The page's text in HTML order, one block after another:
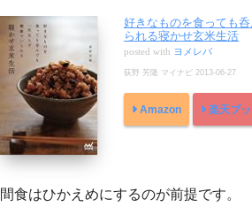
好きなものを食っても
られる寝かせ玄米生活
posted with ヨメレバ
荻野 芳隆 マイナビ 2013-06-27
Amazon 楽天ブ
間食はひかえめにするのが前提です。